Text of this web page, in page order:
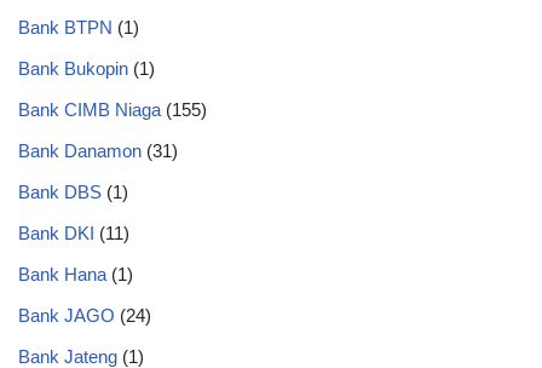
Bank BTPN (1)
Bank Bukopin (1)
Bank CIMB Niaga (155)
Bank Danamon (31)
Bank DBS (1)
Bank DKI (11)
Bank Hana (1)
Bank JAGO (24)
Bank Jateng (1)